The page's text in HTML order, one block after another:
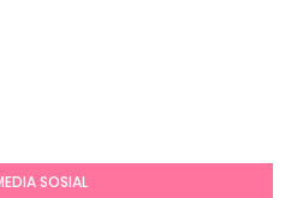
SOSIAL